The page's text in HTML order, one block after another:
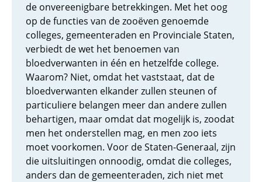
de onvereenigbare betrekkingen. Met het oog
op de functies van de zooëven genoemde
colleges, gemeenteraden en Provinciale Staten,
verbiedt de wet het benoemen van
bloedverwanten in één en hetzelfde college.
Waarom? Niet, omdat het vaststaat, dat de
bloedverwanten elkander zullen steunen of
particuliere belangen meer dan andere zullen
behartigen, maar omdat dat mogelijk is, zoodat
men het onderstellen mag, en men zoo iets
moet voorkomen. Voor de Staten-Generaal, zijn
die uitsluitingen onnoodig, omdat die colleges,
anders dan de gemeenteraden, zich niet met